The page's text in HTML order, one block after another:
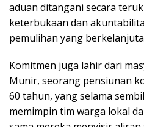
aduan ditangani secara
keterbukaan dan
pemulihan yang
Komitmen juga lahir dari
Munir, seorang pensiunan
60 tahun, yang selama
memimpin tim warga lokal